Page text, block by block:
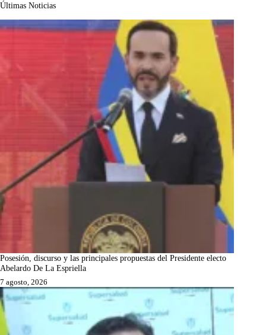
Últimas Noticias
Posesión, discurso y las principales propuestas del Presidente electo
Abelardo De La Espriella
7 agosto, 2026